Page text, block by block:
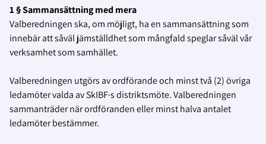
1 § Sammansättning med mera
Valberedningen ska, om möjligt, ha en sammansättning som
innebär att såväl jämställdhet som mångfald speglar såväl vår
verksamhet som samhället.
Valberedningen utgörs av ordförande och minst två (2) övriga
ledamöter valda avSkIBF·sdistriktsmöte. Valberedningen
sammanträder när ordföranden eller minst halva antalet
ledamöter bestämmer.